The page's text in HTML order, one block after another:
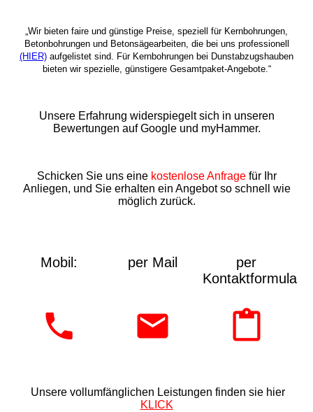
„Wir bieten faire und günstige Preise, speziell für Kernbohrungen,
Betonbohrungen und Betonsägearbeiten, die bei uns professionell
(HIER) aufgelistet sind. Für Kernbohrungen bei Dunstabzugshauben
bieten wir spezielle, günstigere Gesamtpaket-Angebote.“
Unsere Erfahrung widerspiegelt sich in unseren
Bewertungen auf Google und myHammer.
Schicken Sie uns eine kostenlose Anfragefür Ihr
Anliegen, und Sie erhalten ein Angebot so schnell wie
möglich zurück.
Mobil: per Mail
per
Kontaktformular:
Unsere vollumfänglichen Leistungen finden sie hier
KLICK